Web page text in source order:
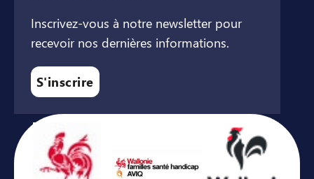
Inscrivez-vous à notre newsletter pour
recevoir nos dernières informations.
S'inscrire
Avec le soutien de ...